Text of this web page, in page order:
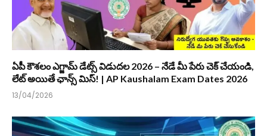
ఏపీ కౌశలం ఎగ్జామ్ డేట్స్ విడుదల 2026 – నేడే మీ పేరు చెక్ చేయండి,
లేట్ అయితే ఛాన్స్ మిస్! | AP Kaushalam Exam Dates 2026
13/04/2026